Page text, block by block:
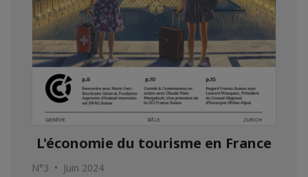
L'économie du tourisme en France
N°3 • Juin 2024